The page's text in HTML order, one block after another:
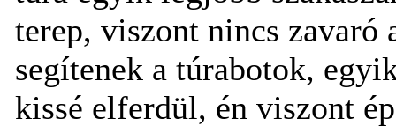
terep, viszont nincs
segítenek a túrabotok,
kissé elferdül, én viszont